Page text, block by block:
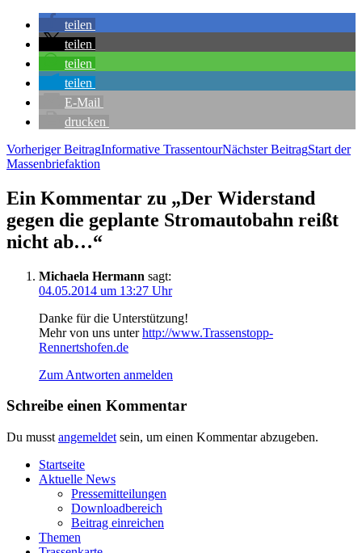
tei­len
tei­len
tei­len
tei­len
E‑Mail
dru­cken
Beitragsnavigation
Vorheriger BeitragInfor­ma­ti­ve TrassentourNächster BeitragStart der
Massenbriefaktion
Ein Kommentar zu „Der Wider­stand
gegen die geplan­te Strom­au­to­bahn reißt
nicht ab…“
Michaela Hermann sagt:
04.05.2014 um 13:27 Uhr
Dan­ke für die Unterstützung!
Mehr von uns unterhttp://www.Trassenstopp-
Rennertshofen.de
Zum Antworten anmelden
Schreibe einen Kommentar
Du musst angemeldet sein, um einen Kommentar abzugeben.
Start­sei­te
Aktu­el­le News
Pres­se­mit­tei­lun­gen
Down­load­be­reich
Bei­trag einreichen
The­men